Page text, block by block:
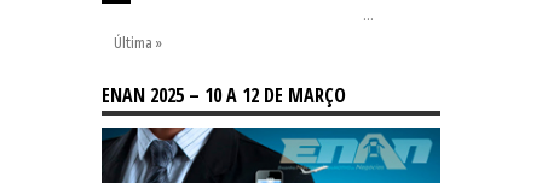
...
Última »
ENAN 2025 – 10 A 12 DE MARÇO